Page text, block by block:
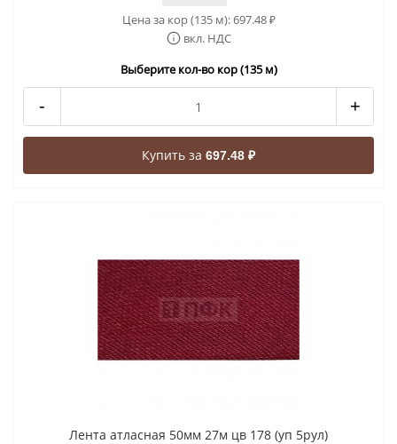
Цена за кор (135 м):697.48₽
вкл. НДС
Выберите кол-во кор (135 м)
- +
Купить за 697.48 ₽
Лента атласная 50мм 27м цв 178 (уп 5рул)